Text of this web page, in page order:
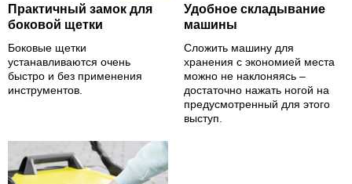
Практичный замок для
боковой щетки
Боковые щетки
устанавливаются очень
быстро и без применения
инструментов.
Удобное складывание
машины
Сложить машину для
хранения с экономией места
можно не наклоняясь –
достаточно нажать ногой на
предусмотренный для этого
выступ.